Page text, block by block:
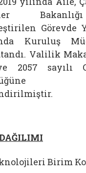
Görevde
Kuruluş
Valilik
2057 sayılı
Birim